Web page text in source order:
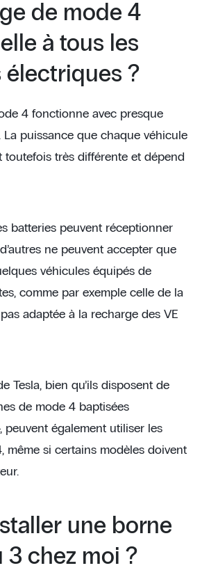
de mode 4
à tous les
électriques ?
4 fonctionne avec presque
La puissance que chaque véhicule
toutefois très différente et dépend
batteries peuvent réceptionner
ne peuvent accepter que
véhicules équipés de
comme par exemple celle de la
pas adaptée à la recharge des VE
Tesla, bien qu’ils disposent de
de mode 4 baptisées
peuvent également utiliser les
même si certains modèles doivent
une borne
3 chez moi ?